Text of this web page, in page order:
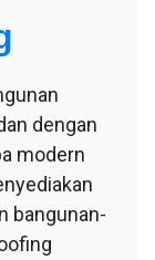
dengan
modern
bangunan-